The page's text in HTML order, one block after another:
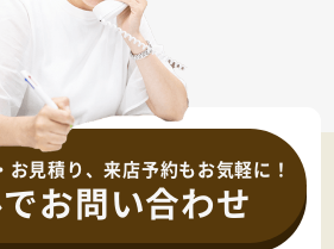
お見積り、来店予約もお気軽に！
お問い合わせ